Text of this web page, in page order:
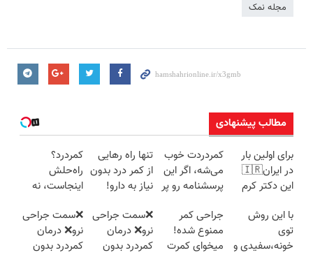
مجله نمک
مطالب پیشنهادی
برای اولین بار
در ایران🇮🇷
این دکتر کرم
روزه ساخت!
کمردردت خوب
می‌شه، اگر این
پرسشنامه رو پر
تنها راه رهایی
از کمر درد بدون
نیاز به دارو!
کمردرد؟
راه‌حلش
اینجاست، نه
با این روش
توی
خونه،سفیدی و
جراحی کمر
ممنوع شده!
میخوای کمرت
❌سمت جراحی
نرو❌ درمان
کمردرد بدون
❌سمت جراحی
نرو❌ درمان
کمردرد بدون